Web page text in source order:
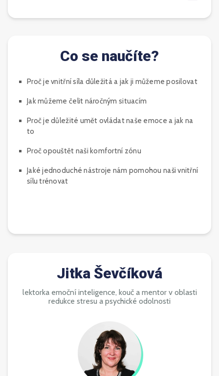
Co se naučíte?
Proč je vnitřní síla důležitá a jak ji můžeme posilovat
Jak můžeme čelit náročným situacím
Proč je důležité umět ovládat naše emoce a jak na
to
Proč opouštět naši komfortní zónu
Jaké jednoduché nástroje nám pomohou naši vnitřní
sílu trénovat
Jitka Ševčíková
lektorka emoční inteligence, kouč a mentor v oblasti
redukce stresu a psychické odolnosti